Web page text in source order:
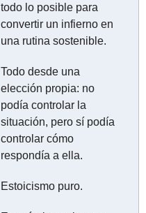
todo lo posible para
convertir un infierno en
una rutina sostenible.
Todo desde una
elección propia: no
podía controlar la
situación, pero sí podía
controlar cómo
respondía a ella.
Estoicismo puro.